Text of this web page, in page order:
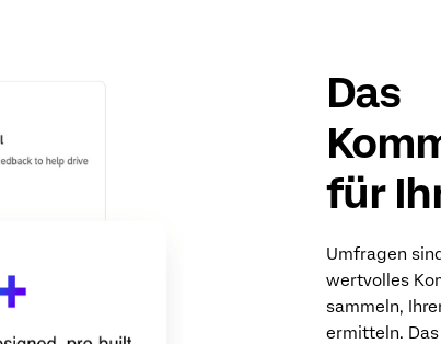
Das
für
Umfragen
wertvolles
sammeln,
ermitteln. Das